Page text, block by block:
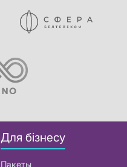
Для бізнесу
Пакеты